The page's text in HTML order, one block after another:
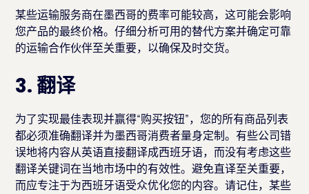
某些运输服务商在墨西哥的费率可能较高，这可能会影响
您产品的最终价格。仔细分析可用的替代方案并确定可靠
的运输合作伙伴至关重要，以确保及时交货。
3. 翻译
为了实现最佳表现并赢得“购买按钮”，您的所有商品列表
都必须准确翻译并为墨西哥消费者量身定制。有些公司错
误地将内容从英语直接翻译成西班牙语，而没有考虑这些
翻译关键词在当地市场中的有效性。避免直译至关重要，
而应专注于为西班牙语受众优化您的内容。请记住，某些